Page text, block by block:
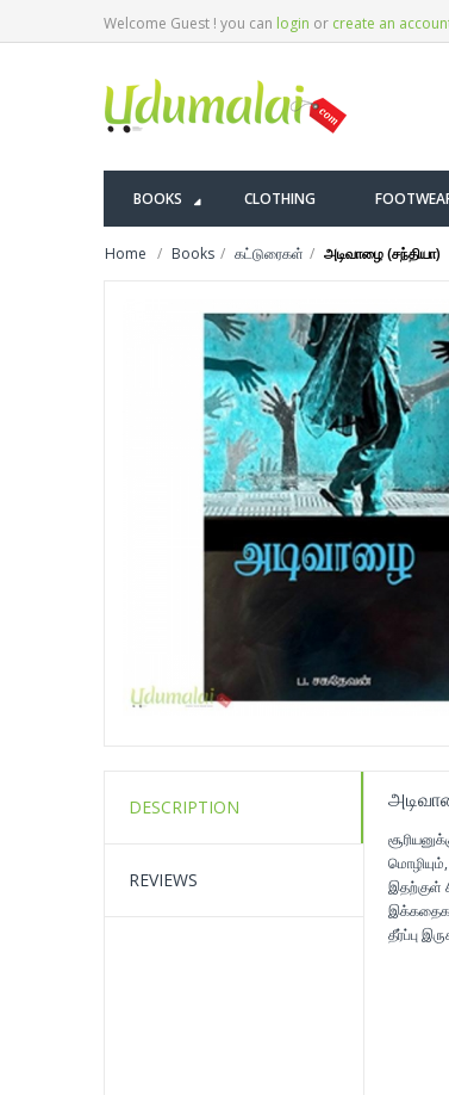
Welcome Guest ! you can login or create an
BOOKS CLOTHING
Home Books கட்டுரைகள் அடிவாழை (சந்தியா)
DESCRIPTION
REVIEWS
இதற்குள்
தீர்ப்பு